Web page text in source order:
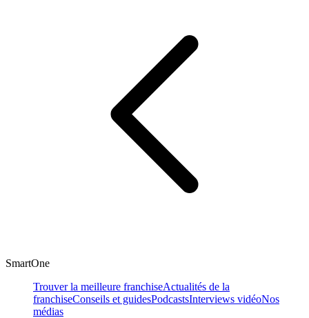
SmartOne
Trouver la meilleure franchiseActualités de la
franchiseConseils et guidesPodcastsInterviews vidéoNos
médias